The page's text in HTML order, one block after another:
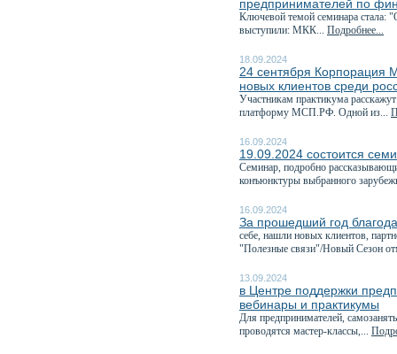
предпринимателей по
Ключевой темой семинара стала:
выступили: МКК... Подробнее...
18.09.2024
24 сентября Корпорация
новых клиентов среди
Участникам практикума
платформу МСП.РФ. Одной из...
16.09.2024
19.09.2024 состоится
Семинар, подробно
конъюнктуры выбранного
16.09.2024
За прошедший год
себе, нашли новых клиентов,
"Полезные связи"/Новый Сезон
13.09.2024
в Центре поддержки
вебинары и практикумы
Для предпринимателей,
проводятся мастер-классы,...